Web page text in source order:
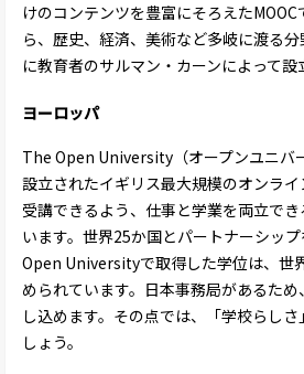
けのコンテンツを豊富にそろえた
ら、歴史、経済、美術など多岐に渡る
に教育者のサルマン・カーンによって設
ヨーロッパ
The Open University（オープンユニバ
設立されたイギリス最大規模のオンラ
受講できるよう、仕事と学業を両立で
います。世界25か国とパートナーシッ
Open Universityで取得した学位は、世
められています。日本事務局があるた
し込めます。その点では、「学校らし
しょう。